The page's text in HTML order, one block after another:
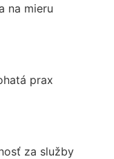
na mieru
prax
za služby